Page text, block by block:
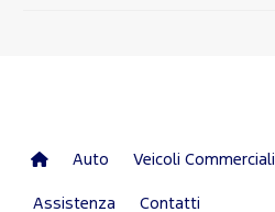
Auto Veicoli Commerciali
Assistenza Contatti